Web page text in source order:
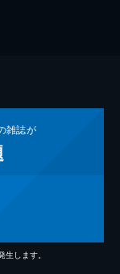
雑誌が
します。